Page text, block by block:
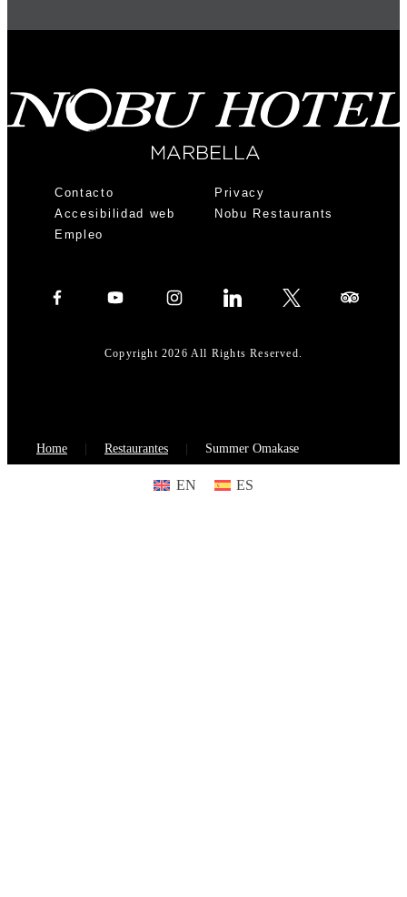
Contacto
Privacy
Accesibilidad web
Nobu Restaurants
Empleo
Copyright 2026 All Rights Reserved.
Home Restaurantes Summer Omakase
EN ES